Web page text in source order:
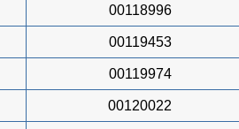
00118996
00119453
00119974
00120022